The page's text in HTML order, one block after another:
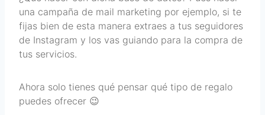
una campaña de mail marketing por ejemplo, si te
fijas bien de esta manera extraes a tus seguidores
de Instagram y los vas guiando para la compra de
tus servicios.
Ahora solo tienes qué pensar qué tipo de regalo
puedes ofrecer 😉